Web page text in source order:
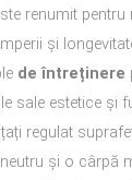
renumit pentru
și
de întreținere
sale estetice și
regulat
și o cârpă